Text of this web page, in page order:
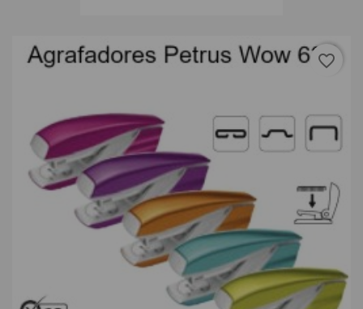
favorite_border